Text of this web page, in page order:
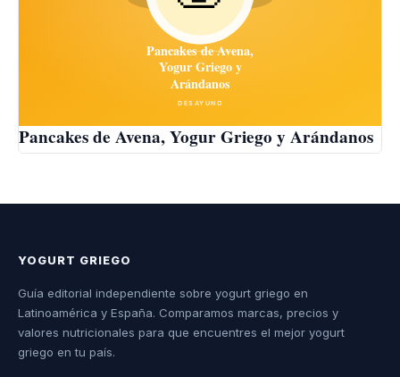
Pancakes de Avena, Yogur Griego y Arándanos
YOGURT GRIEGO
Guía editorial independiente sobre yogurt griego en
Latinoamérica y España. Comparamos marcas, precios y
valores nutricionales para que encuentres el mejor yogurt
griego en tu país.